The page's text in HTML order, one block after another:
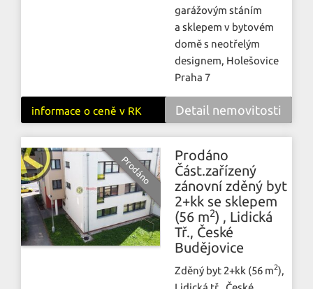
garážovým stáním
a sklepem v bytovém
domě s neotřelým
designem, Holešovice
Praha 7
Detail nemovitosti
informace o ceně v RK
Prodáno
Část.zařízený
zánovní zděný byt
2+kk se sklepem
(56 m2) , Lidická
Tř., České
Budějovice
Zděný byt 2+kk (56 m2),